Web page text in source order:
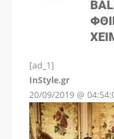
[ad_1]
InStyle.gr
20/09/2019 @